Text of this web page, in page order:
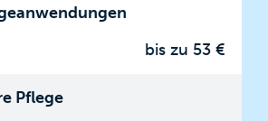
bis zu 53 €
Pflege